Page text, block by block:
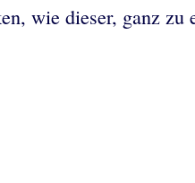
wie dieser, ganz zu